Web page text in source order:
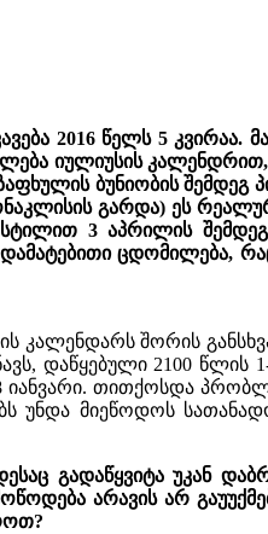
2016 წელს 5 კვირაა.
იულიუსის
ბუნიობის შემდეგ
გარდა) ეს
სტილით 3 აპრილის
ცდომილება,
შორის
დაწყებული 2100 წლის
თითქოსდა
უნდა მიეწოდოს
გადაწყვიტა უკან
არავის არ